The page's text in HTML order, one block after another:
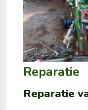
Reparatie
Reparatie